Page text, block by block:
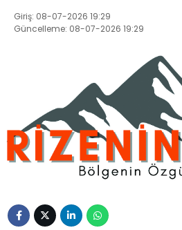
Giriş: 08-07-2026 19:29
Güncelleme: 08-07-2026 19:29